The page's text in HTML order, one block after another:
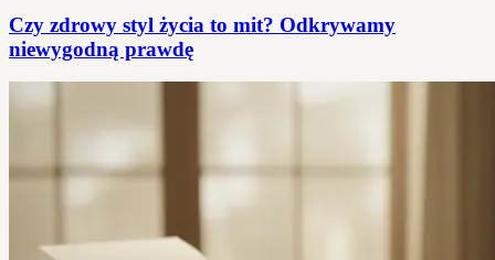
Czy zdrowy styl życia to mit? Odkrywamy
niewygodną prawdę